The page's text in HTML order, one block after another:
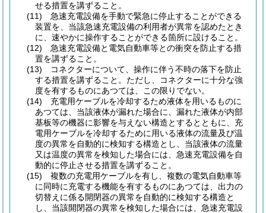
せる措置を講ずること。
(11)
急速充電設備を手動で緊急に停止することができる
装置を、当該急速充電設備の利用者が異常を認めたとき
に、速やかに操作することができる箇所に設けること。
(12)
急速充電設備と電気自動車等との衝突を防止する措
置を講ずること。
(13)
コネクターについて、操作に伴う不時の落下を防止
する措置を講ずること。 ただし、コネクターに十分な強
度を有するものにあつては、この限りでない。
(14)
充電用ケーブルを冷却するため液体を用いるものに
あつては、当該液体が漏れた場合に、漏れた液体が内部
基板等の機器に影響を与えない構造とするとともに、充
電用ケーブルを冷却するために用いる液体の流量及び温
度の異常を自動的に検知する構造とし、当該液体の流量
又は温度の異常を検知した場合には、急速充電設備を自
動的に停止させる措置を講ずること。
(15)
複数の充電用ケーブルを有し、複数の電気自動車等
に同時に充電する機能を有するものにあつては、出力の
切替えに係る開閉器の異常を自動的に検知する構造と
し、当該開閉器の異常を検知した場合には、急速充電設